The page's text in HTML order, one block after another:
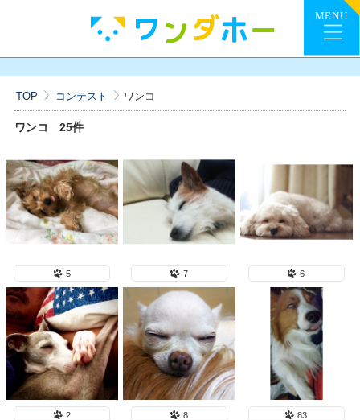
TOP コンテスト ワンコ
ワンコ 25件
5 7 6
2 8 83